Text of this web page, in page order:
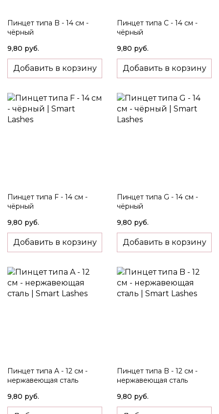
Пинцет типа B - 14 см -
чёрный
9,80 руб.
Добавить в корзину
Пинцет типа C - 14 см -
чёрный
9,80 руб.
Добавить в корзину
Пинцет типа F - 14 см -
чёрный
9,80 руб.
Добавить в корзину
Пинцет типа G - 14 см -
чёрный
9,80 руб.
Добавить в корзину
Пинцет типа A - 12 см -
нержавеющая сталь
9,80 руб.
Пинцет типа B - 12 см -
нержавеющая сталь
9,80 руб.